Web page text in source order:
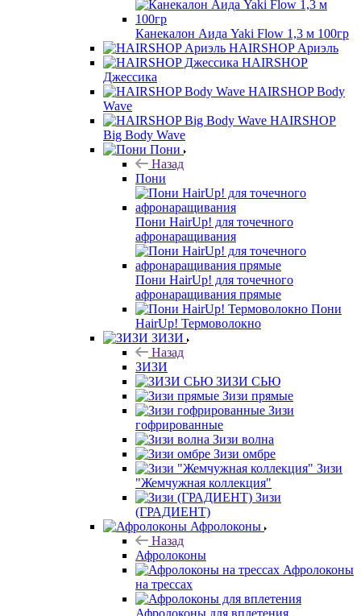
Канекалон Аида Yaki Flow 1,3 м 100гр
HAIRSHOP Ариэль
HAIRSHOP
Джессика
HAIRSHOP Body
Wave
HAIRSHOP
Big Body Wave
Пони
Назад
Пони
Пони HairUp! для точечного
афронаращивания
Пони HairUp! для точечного
афронаращивания прямые
Пони
HairUp! Термоволокно
ЗИЗИ
Назад
ЗИЗИ
ЗИЗИ СЬЮ
Зизи прямые
Зизи
гофрированные
Зизи волна
Зизи омбре
Зизи
"Жемчужная коллекция"
Зизи
(ГРАДИЕНТ)
Афролоконы
Назад
Афролоконы
Афролоконы
на трессах
Афролоконы для вплетения